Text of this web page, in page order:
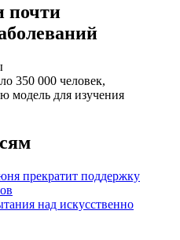
почти
350 000 человек,
модель для изучения
прекратит поддержку
над искусственно